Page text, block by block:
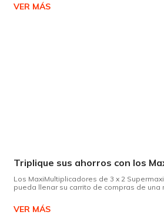
VER MÁS
Los MaxiMultiplicadores de 3 x 2
pueda llenar su carrito de compras de una
VER MÁS